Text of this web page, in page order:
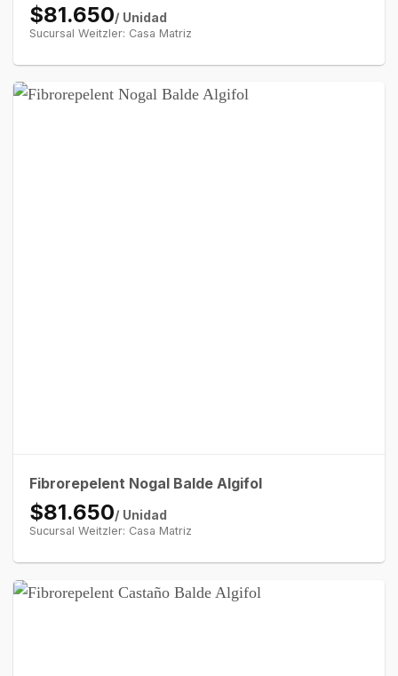
$81.650/ Unidad
Sucursal Weitzler: Casa Matriz
Fibrorepelent Nogal Balde Algifol
$81.650/ Unidad
Sucursal Weitzler: Casa Matriz